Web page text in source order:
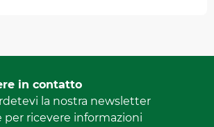
il 18 aprile 2026 A 16:58
de Tourisme de Villard-de-Lans
dell'offerta :478509)
in contatto
la nostra newsletter
per ricevere informazioni